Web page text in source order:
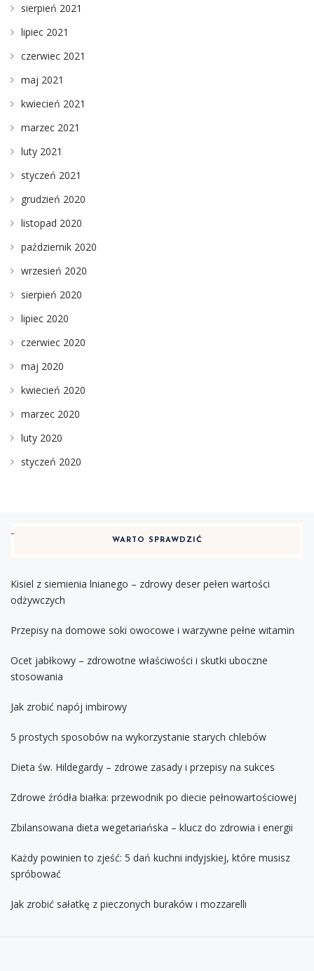
sierpień 2021
lipiec 2021
czerwiec 2021
maj 2021
kwiecień 2021
marzec 2021
luty 2021
styczeń 2021
grudzień 2020
listopad 2020
październik 2020
wrzesień 2020
sierpień 2020
lipiec 2020
czerwiec 2020
maj 2020
kwiecień 2020
marzec 2020
luty 2020
styczeń 2020
WARTO SPRAWDZIĆ
Kisiel z siemienia lnianego – zdrowy deser pełen wartości
odżywczych
Przepisy na domowe soki owocowe i warzywne pełne witamin
Ocet jabłkowy – zdrowotne właściwości i skutki uboczne
stosowania
Jak zrobić napój imbirowy
5 prostych sposobów na wykorzystanie starych chlebów
Dieta św. Hildegardy – zdrowe zasady i przepisy na sukces
Zdrowe źródła białka: przewodnik po diecie pełnowartościowej
Zbilansowana dieta wegetariańska – klucz do zdrowia i energii
Każdy powinien to zjeść: 5 dań kuchni indyjskiej, które musisz
spróbować
Jak zrobić sałatkę z pieczonych buraków i mozzarelli